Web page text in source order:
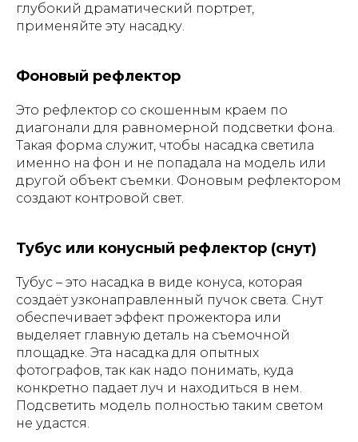
глубокий драматический портрет,
применяйте эту насадку.
Фоновый рефлектор
Это рефлектор со скошенным краем по
диагонали для равномерной подсветки фона.
Такая форма служит, чтобы насадка светила
именно на фон и не попадала на модель или
другой объект съемки. Фоновым рефлектором
создают контровой свет.
Тубус или конусный рефлектор (снут)
Тубус – это насадка в виде конуса, которая
создаёт узконаправленный пучок света. Снут
обеспечивает эффект прожектора или
выделяет главную деталь на съемочной
площадке. Эта насадка для опытных
фотографов, так как надо понимать, куда
конкретно падает луч и находиться в нем.
Подсветить модель полностью таким светом
не удастся.